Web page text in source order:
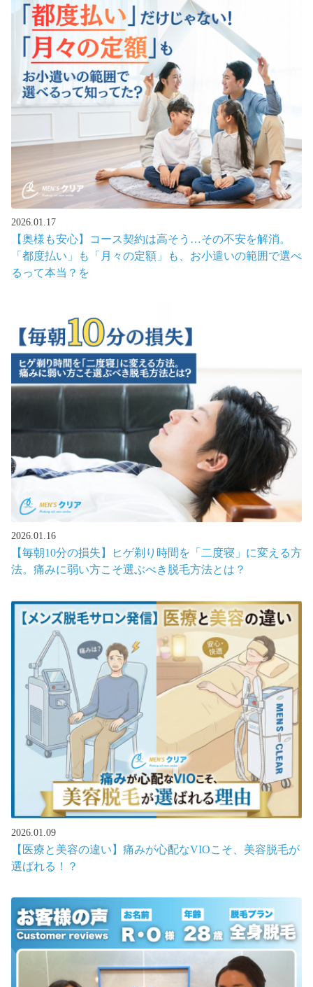
2026.01.17
【奥様も安心】コース契約は高そう…その不安を解消。
「都度払い」も「月々の定額」も、お小遣いの範囲で選べ
るって本当？を
2026.01.16
【毎朝10分の損失】ヒゲ剃り時間を「二度寝」に変える方
法。痛みに弱い方こそ選ぶべき脱毛方法とは？
2026.01.09
【医療と美容の違い】痛みが心配なVIOこそ、美容脱毛が
選ばれる！？